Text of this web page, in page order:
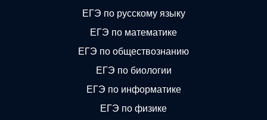
ЕГЭ по русскому языку
ЕГЭ по математике
ЕГЭ по обществознанию
ЕГЭ по биологии
ЕГЭ по информатике
ЕГЭ по физике